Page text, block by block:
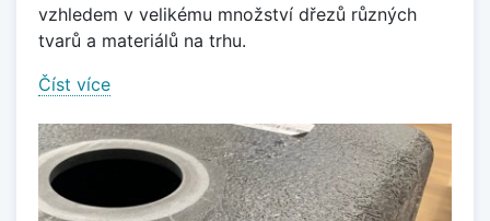
vzhledem v velikému množství dřezů různých
tvarů a materiálů na trhu.
Číst více